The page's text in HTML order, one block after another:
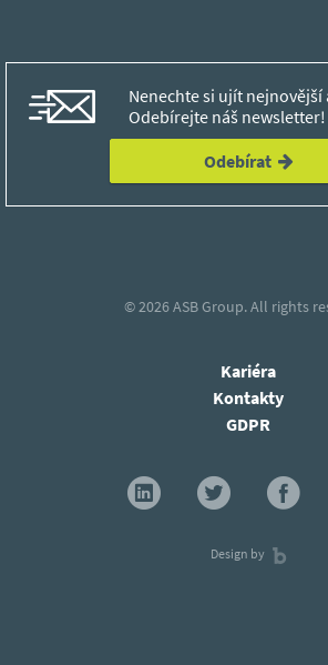
Nenechte si ujít nejnovější
Odebírejte náš newsletter!
Odebírat
© 2026ASB Group.All rights
Kariéra
Kontakty
GDPR
Design by